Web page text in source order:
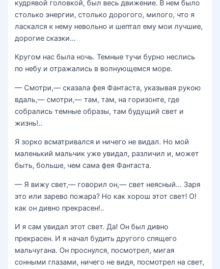
кудрявой головкой, был весь движение. В нем было
столько энергии, столько дорогого, милого, что я
ласкался к нему невольно и шептал ему мои лучшие,
дорогие сказки…
Кругом нас была ночь. Темные тучи бурно неслись
по небу и отражались в волнующемся море.
— Смотри,— сказала фея Фантаста, указывая рукою
вдаль,— смотри,— там, там, на горизонте, где
собрались темные образы, там будущий свет и
жизнь!..
Я зорко всматривался и ничего не видал. Но мой
маленький мальчик уже увидал, различил и, может
быть, больше, чем сама фея Фантаста.
— Я вижу свет,— говорил он,— свет неясный… Заря
это или зарево пожара? Но как хорош этот свет! О!
как он дивно прекрасен!..
И я сам увидал этот свет. Да! Он был дивно
прекрасен. И я начал будить другого спящего
мальчугана. Он проснулся, посмотрел, мигая
сонными глазами, ничего не видя, посмотрел на свет,